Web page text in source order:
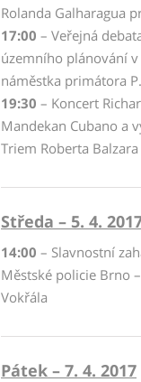
Rolanda Galharagua
17:00 – Veřejná
územního plánování v
náměstka primátora
19:30 – Koncert
Mandekan Cubano a
Triem Roberta Balzara
Středa – 5. 4.
14:00 – Slavnostní
Městské policie Brno
Vokřála
Pátek – 7. 4. 2017